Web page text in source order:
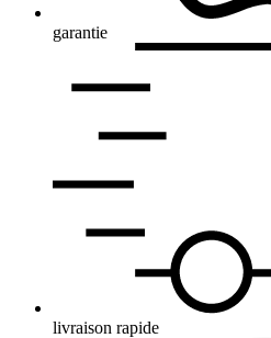
garantie
livraison rapide